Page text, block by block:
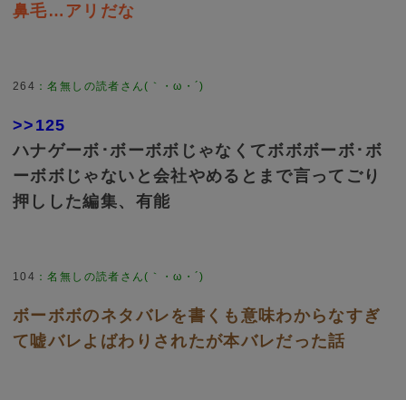
鼻毛…アリだな
264
>>125
ハナゲーボ･ボーボボじゃなくてボボボーボ･ボ
ーボボじゃないと会社やめるとまで言ってごり
押しした編集、有能
104
ボーボボのネタバレを書くも意味わからなすぎ
て嘘バレよばわりされたが本バレだった話